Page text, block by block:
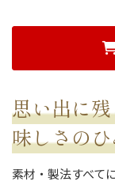
思い出に
味しさの
素材・製法すべて